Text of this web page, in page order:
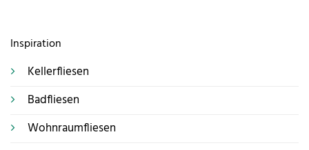
Inspiration
Kellerfliesen
Badfliesen
Wohnraumfliesen